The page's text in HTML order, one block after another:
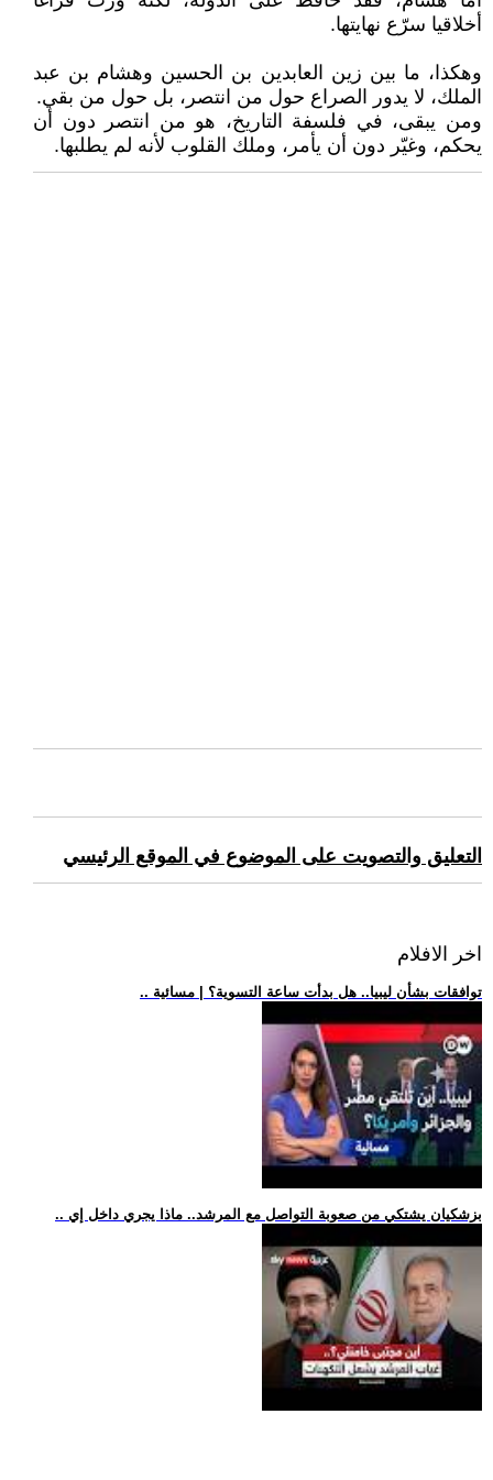
أخلاقيا سرّع نهايتها.
وهكذا، ما بين زين العابدين بن الحسين وهشام بن عبد
الملك، لا يدور الصراع حول من انتصر، بل حول من بقي.
ومن يبقى، في فلسفة التاريخ، هو من انتصر دون أن
يحكم، وغيّر دون أن يأمر، وملك القلوب لأنه لم يطلبها.
التعليق والتصويت على الموضوع في الموقع الرئيسي
اخر الافلام
.. توافقات بشأن ليبيا.. هل بدأت ساعة التسوية؟ | مسائية
.. بزشكيان يشتكي من صعوبة التواصل مع المرشد.. ماذا يجري داخل إي